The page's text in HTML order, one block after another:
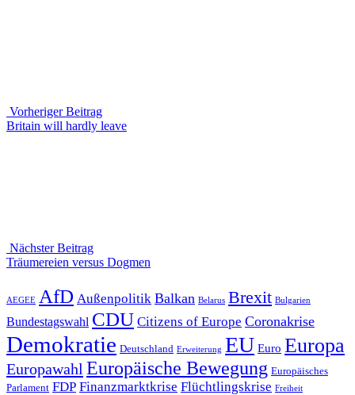
Vorheriger Beitrag
Vorheriger
Britain will hardly leave
Nächster Beitrag
Nächster
Träumereien versus Dogmen
AEGEE AfD Außenpolitik Balkan Belarus Brexit Bulgarien
Bundestagswahl CDU Citizens of Europe Coronakrise
Demokratie Deutschland Erweiterung EU Euro Europa
Europawahl Europäische Bewegung Europäisches
Parlament FDP Finanzmarktkrise Flüchtlingskrise Freiheit